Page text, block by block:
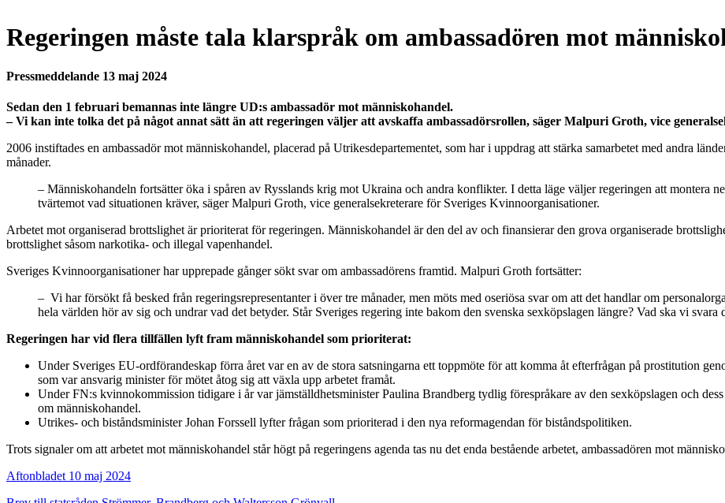
Regeringen måste tala klarspråk om ambassadören mot
Pressmeddelande 13 maj 2024
Sedan den 1 februari bemannas inte längre UD:s ambassadör mot människohandel.
– Vi kan inte tolka det på något annat sätt än att regeringen väljer att avskaffa ambassadörsrollen, säger Malpuri Groth, vice
2006 instiftades en ambassadör mot människohandel, placerad på Utrikesdepartementet, som har i uppdrag att stärka samarbetet med andra
månader.
– Människohandeln fortsätter öka i spåren av Rysslands krig mot Ukraina och andra konflikter. I detta läge väljer regeringen att montera
tvärtemot vad situationen kräver, säger Malpuri Groth, vice generalsekreterare för Sveriges Kvinnoorganisationer.
Arbetet mot organiserad brottslighet är prioriterat för regeringen. Människohandel är den del av och finansierar den grova organiserade
brottslighet såsom narkotika- och illegal vapenhandel.
Sveriges Kvinnoorganisationer har upprepade gånger sökt svar om ambassadörens framtid. Malpuri Groth fortsätter:
– Vi har försökt få besked från regeringsrepresentanter i över tre månader, men möts med oseriösa svar om att det handlar om
hela världen hör av sig och undrar vad det betyder. Står Sveriges regering inte bakom den svenska sexköpslagen längre? Vad ska vi svara
Regeringen har vid flera tillfällen lyft fram människohandel som prioriterat:
Under Sveriges EU-ordförandeskap förra året var en av de stora satsningarna ett toppmöte för att komma åt efterfrågan på prostitution
som var ansvarig minister för mötet åtog sig att växla upp arbetet framåt.
Under FN:s kvinnokommission tidigare i år var jämställdhetsminister Paulina Brandberg tydlig förespråkare av den sexköpslagen och
om människohandel.
Utrikes- och biståndsminister Johan Forssell lyfter frågan som prioriterad i den nya reformagendan för biståndspolitiken.
Trots signaler om att arbetet mot människohandel står högt på regeringens agenda tas nu det enda bestående arbetet, ambassadören mot
Aftonbladet 10 maj 2024